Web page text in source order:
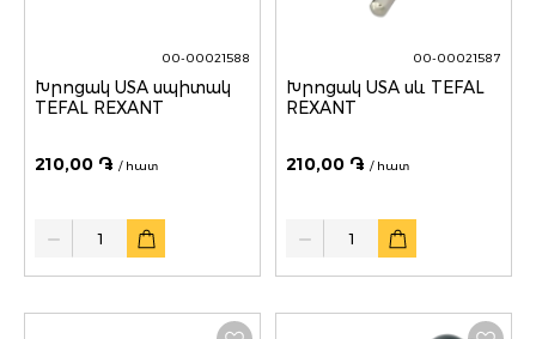
00-00021588
Խրոցակ USA սպիտակ
TEFAL REXANT
210,00 ֏ / հատ
00-00021587
Խրոցակ USA սև TEFAL
REXANT
210,00 ֏ / հատ